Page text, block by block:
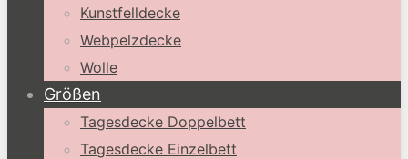
Kunstfelldecke
Webpelzdecke
Wolle
Größen
Tagesdecke Doppelbett
Tagesdecke Einzelbett